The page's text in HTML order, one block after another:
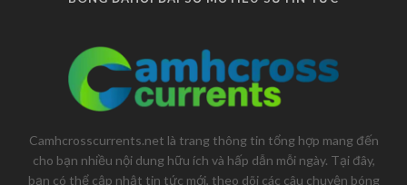
Camhcrosscurrents.net là trang thông tin tổng hợp mang đến
cho bạn nhiều nội dung hữu ích và hấp dẫn mỗi ngày. Tại đây,
bạn có thể cập nhật tin tức mới, theo dõi các câu chuyện bóng